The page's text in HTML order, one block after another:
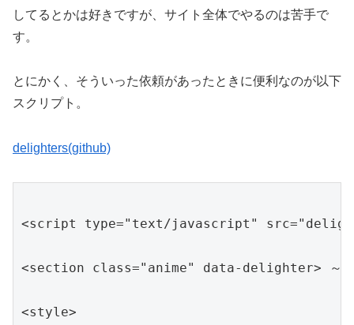
してるとかは好きですが、サイト全体でやるのは苦手で
す。
とにかく、そういった依頼があったときに便利なのが以下
スクリプト。
delighters(github)
<script type="text/javascript"
<section class="anime" data-delighter> ～
<style>